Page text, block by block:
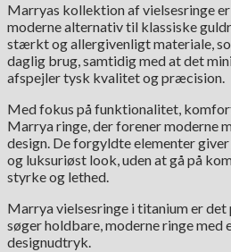
Marryas kollektion af vielsesringe
moderne alternativ til klassiske
stærkt og allergivenligt materiale,
daglig brug, samtidig med at det
afspejler tysk kvalitet og præcision.
Med fokus på funktionalitet,
Marrya ringe, der forener moderne
design. De forgyldte elementer
og luksuriøst look, uden at gå på
styrke og lethed.
Marrya vielsesringe i titanium er
søger holdbare, moderne ringe
designudtryk.